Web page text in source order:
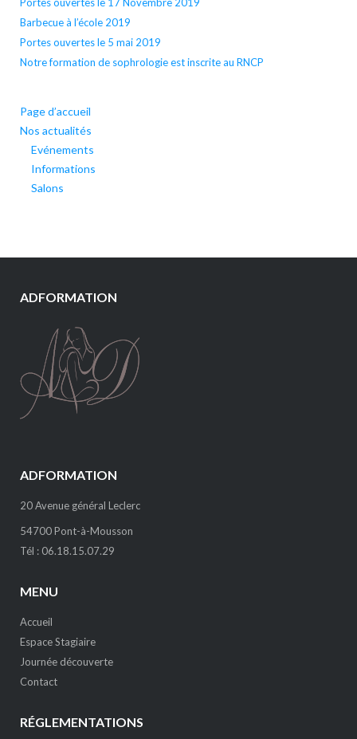
Barbecue à l’école 2019
Portes ouvertes le 5 mai 2019
Notre formation de sophrologie est inscrite au RNCP
Page d’accueil
Nos actualités
Evénements
Informations
Salons
ADFORMATION
ADFORMATION
20 Avenue général Leclerc
54700 Pont-à-Mousson
Tél : 06.18.15.07.29
MENU
Accueil
Espace Stagiaire
Journée découverte
Contact
RÉGLEMENTATIONS